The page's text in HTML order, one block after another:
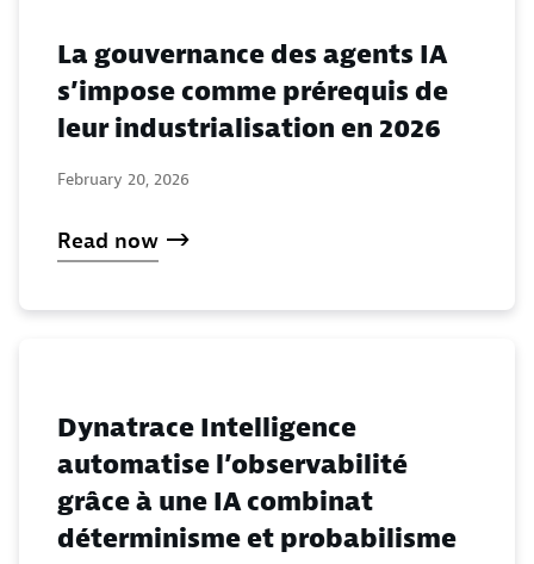
La gouvernance des agents IA
s’impose comme prérequis de
leur industrialisation en 2026
February 20, 2026
Read now
Dynatrace Intelligence
automatise l’observabilité
grâce à une IA combinat
déterminisme et probabilisme